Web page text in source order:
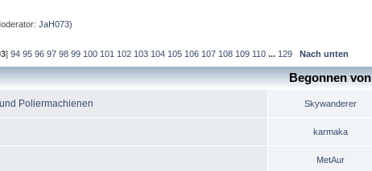
JaH073)
]94 95 96 97 98 99 100 101 102 103 104 105 106 107 108 109 110 ... 129 Nach unten
Begonnen von
Poliermachienen Skywanderer
karmaka
MetAur